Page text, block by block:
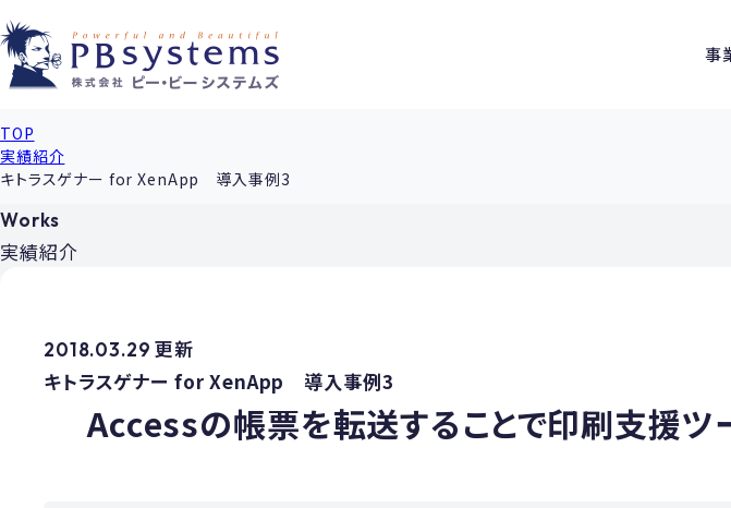
事
TOP
実績紹介
キトラスゲナー for XenApp 導入事例3
Works
実績紹介
2018.03.29 更新
キトラスゲナー for XenApp 導入事例3
Accessの帳票を転送することで印刷支援ツ